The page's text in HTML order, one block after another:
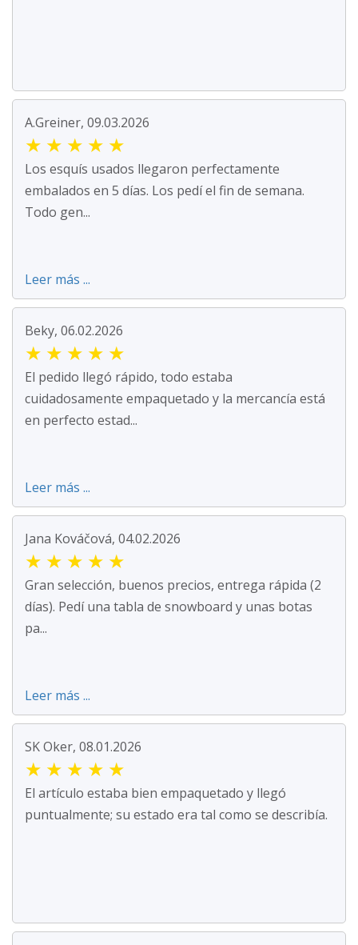
A.Greiner, 09.03.2026
★ ★ ★ ★ ★
Los esquís usados llegaron perfectamente
embalados en 5 días. Los pedí el fin de semana.
Todo gen...
Leer más ...
Beky, 06.02.2026
★ ★ ★ ★ ★
El pedido llegó rápido, todo estaba
cuidadosamente empaquetado y la mercancía está
en perfecto estad...
Leer más ...
Jana Kováčová, 04.02.2026
★ ★ ★ ★ ★
Gran selección, buenos precios, entrega rápida (2
días). Pedí una tabla de snowboard y unas botas
pa...
Leer más ...
SK Oker, 08.01.2026
★ ★ ★ ★ ★
El artículo estaba bien empaquetado y llegó
puntualmente; su estado era tal como se describía.